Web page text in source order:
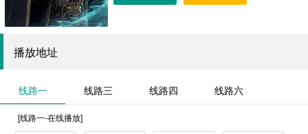
播放地址
线路一 线路三 线路四 线路六
[线路一-在线播放]